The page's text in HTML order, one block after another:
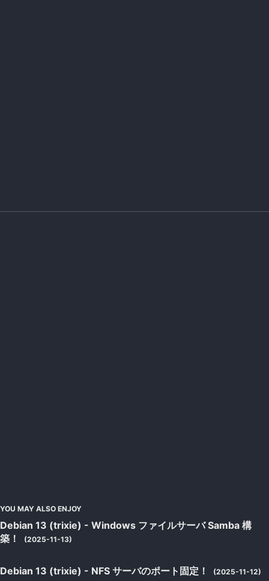
YOU MAY ALSO ENJOY
Debian 13 (trixie) - Windows ファイルサーバ Samba 構
築！
(2025-11-13)
Debian 13 (trixie) - NFS サーバのポート固定！ (2025-11-12)